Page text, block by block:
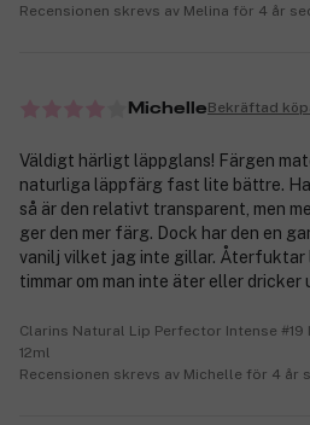
Recensionen skrevs av Melina för 4 år
MichelleBekräftad
Väldigt härligt läppglans! Färgen
naturliga läppfärg fast lite bättre.
så är den relativt transparent, men
ger den mer färg. Dock har den en
vanilj vilket jag inte gillar. Återfuktar
timmar om man inte äter eller dricker
Clarins Natural Lip Perfector Intense #19
12ml
Recensionen skrevs av Michelle för 4 år